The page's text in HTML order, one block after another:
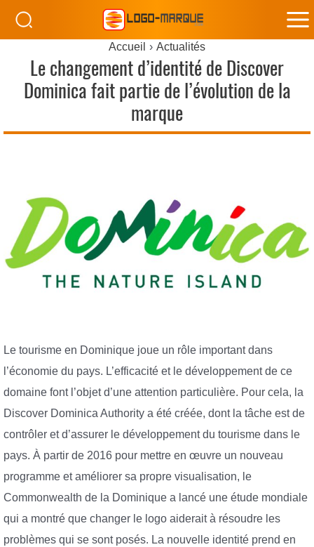
Accueil Actualités
Le changement d’identité de Discover
Dominica fait partie de l’évolution de la
marque
Le tourisme en Dominique joue un rôle important dans
l’économie du pays. L’efficacité et le développement de ce
domaine font l’objet d’une attention particulière. Pour cela, la
Discover Dominica Authority a été créée, dont la tâche est de
contrôler et d’assurer le développement du tourisme dans le
pays. À partir de 2016 pour mettre en œuvre un nouveau
programme et améliorer sa propre visualisation, le
Commonwealth de la Dominique a lancé une étude mondiale
qui a montré que changer le logo aiderait à résoudre les
problèmes qui se sont posés. La nouvelle identité prend en